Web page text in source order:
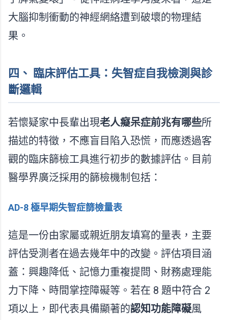
大腦抑制衝動的神經網絡遭到破壞的物理結
果。
四、 臨床評估工具：失智症自我檢測與診
斷邏輯
若懷疑家中長輩出現老人癡呆症前兆有哪些所
描述的特徵，不應盲目陷入恐慌，而應透過客
觀的臨床篩檢工具進行初步的數據評估。目前
醫學界廣泛採用的篩檢機制包括：
AD-8 極早期失智症篩檢量表
這是一份由家屬或親近朋友填寫的量表，主要
評估受測者在過去幾年中的改變。評估項目涵
蓋：興趣降低、記憶力重複提問、財務處理能
力下降、時間掌控障礙等。若在 8 題中符合 2
項以上，即代表具備顯著的認知功能障礙風